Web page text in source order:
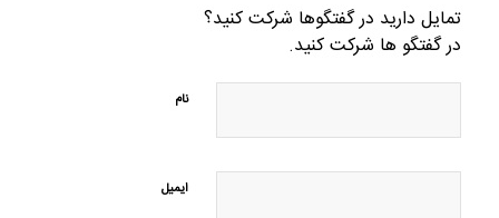
تمایل دارید در گفتگوها شرکت کنید؟
در گفتگو ها شرکت کنید.
نام
ایمیل